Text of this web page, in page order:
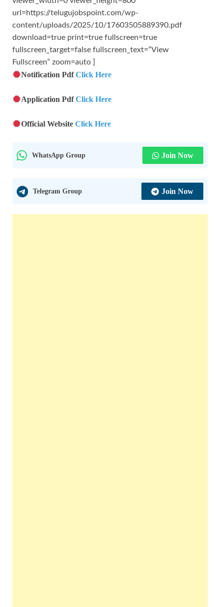
url=https://telugujobspoint.com/wp-
content/uploads/2025/10/17603505889390.pdf
download=true print=true fullscreen=true
fullscreen_target=false fullscreen_text=”View
Fullscreen” zoom=auto ]
Notification PdfClick Here
Application PdfClick Here
Official WebsiteClick Here
WhatsApp Group Join Now
Telegram Group Join Now